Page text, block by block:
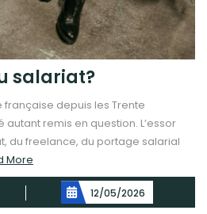
salariat?
française depuis les Trente
autant remis en question. L’essor
du freelance, du portage salarial
More
More
12/05/2026